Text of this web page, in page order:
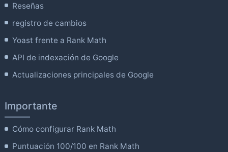
Reseñas
registro de cambios
Yoast frente a Rank Math
API de indexación de Google
Actualizaciones principales de Google
Importante
Cómo configurar Rank Math
Puntuación 100/100 en Rank Math